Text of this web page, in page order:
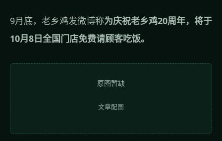
9月底，老乡鸡发微博称为庆祝老乡鸡20周年，将于
10月8日全国门店免费请顾客吃饭。
原图暂缺
文章配图